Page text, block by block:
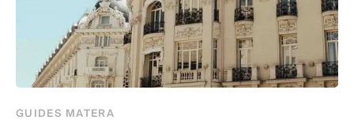
GUIDES MATERA